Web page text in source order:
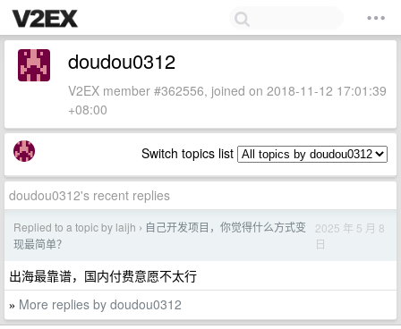
doudou0312
V2EX member #362556, joined on 2018-11-12 17:01:39
+08:00
Switch topics list
doudou0312's recent replies
Replied to a topic by laijh › 自己开发项目，你觉得什么方式变
现最简单？
2025 年 5 月 8
日
出海最靠谱，国内付费意愿不太行
» More replies by doudou0312